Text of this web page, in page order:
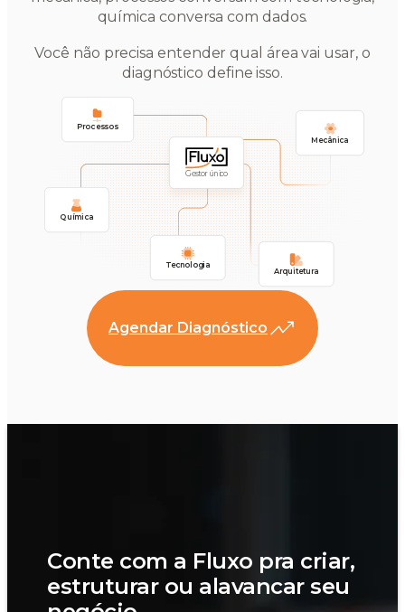
Processos
Gestor único
Mecânica
Tecnologia
Arquitetura
Química
química conversa com dados.
Você não precisa entender qual área vai usar, o
diagnóstico define isso.
Agendar Diagnóstico
Conte com a Fluxo pra criar,
estruturar ou alavancar seu